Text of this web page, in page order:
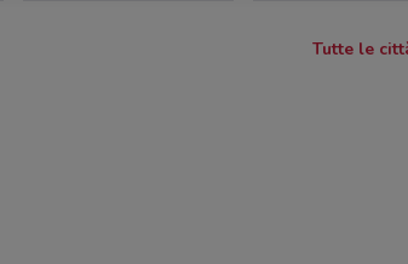
Tutte le